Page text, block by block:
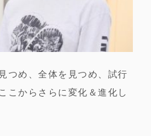
つめ、全体を見つめ、試行
こからさらに変化＆進化し